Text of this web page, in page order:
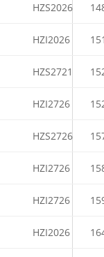
HZS2026
HZI2026
HZS2721
HZI2726
HZS2726
HZI2726
HZI2726
HZI2026